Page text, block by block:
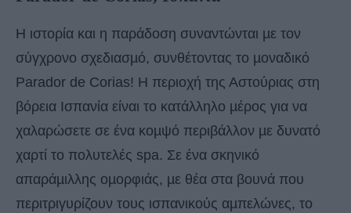
Η ιστορία και η παράδοση συναντώνται µε τον
σύγχρονο σχεδιασµό, συνθέτοντας το µοναδικό
Parador de Corias! Η περιοχή της Αστούριας στη
βόρεια Ισπανία είναι το κατάλληλο µέρος για να
χαλαρώσετε σε ένα κοµψό περιβάλλον µε δυνατό
χαρτί το πολυτελές spa. Σε ένα σκηνικό
απαράµιλλης οµορφιάς, µε θέα στα βουνά που
περιτριγυρίζουν τους ισπανικούς αµπελώνες, το